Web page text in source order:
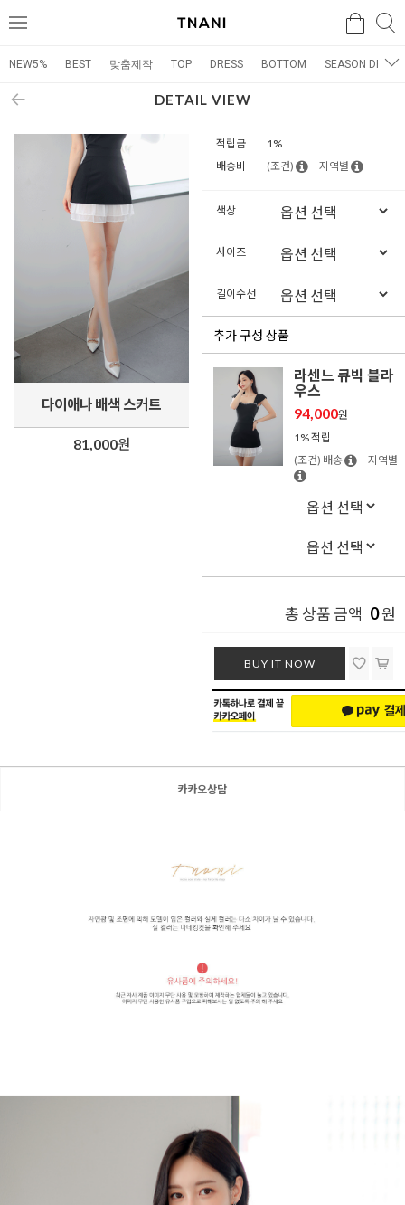
메
검색
NEW5% BEST 맞춤제작 TOP DRESS BOTTOM SEASON DRESS
DETAIL VIEW
다이애나 배색 스커트
81,000원
적립금
1%
배송비
(조건) 지역별
색상
사이즈
길이수선
추가 구성 상품
라센느 큐빅 블라
우스
94,000원
1% 적립
(조건) 배송
지역별
총 상품 금액 0원
BUY IT NOW
카카오상담